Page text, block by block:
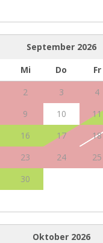
September 2026
Mi Do Fr
2 3 4
9 10 11
16 17 18
23 24 25
30
Oktober 2026